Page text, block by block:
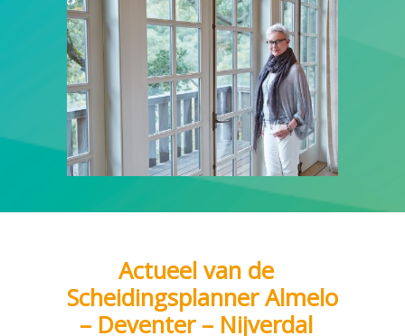
Actueel van de
Scheidingsplanner Almelo
– Deventer – Nijverdal